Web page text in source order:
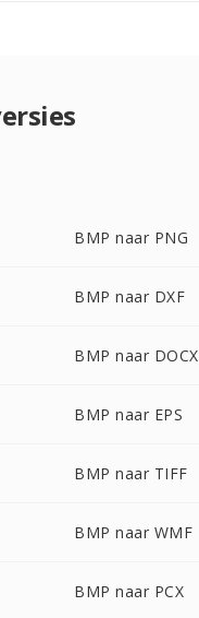
BMP naar PNG
BMP naar DXF
BMP naar DOCX
BMP naar EPS
BMP naar TIFF
BMP naar WMF
BMP naar PCX